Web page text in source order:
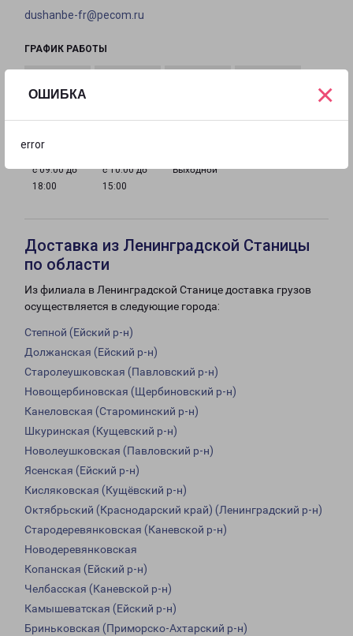
ОШИБКА
error
×
dushanbe-fr@pecom.ru
ГРАФИК РАБОТЫ
с 09:00 до
18:00
18:00
18:00
18:00
с 09:00 до
18:00
с 10:00 до
15:00
Выходной
Доставка из Ленинградской Станицы
по области
Из филиала в Ленинградской Станице доставка грузов
осуществляется в следующие города:
Степной (Ейский р-н)
Должанская (Ейский р-н)
Старолеушковская (Павловский р-н)
Новощербиновская (Щербиновский р-н)
Канеловская (Староминский р-н)
Шкуринская (Кущевский р-н)
Новолеушковская (Павловский р-н)
Ясенская (Ейский р-н)
Кисляковская (Кущёвский р-н)
Октябрьский (Краснодарский край) (Ленинградский р-н)
Стародеревянковская (Каневской р-н)
Новодеревянковская
Копанская (Ейский р-н)
Челбасская (Каневской р-н)
Камышеватская (Ейский р-н)
Бриньковская (Приморско-Ахтарский р-н)